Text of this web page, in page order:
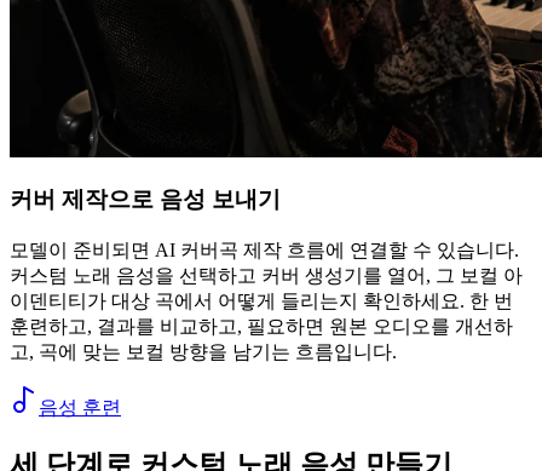
커버 제작으로 음성 보내기
모델이 준비되면 AI 커버곡 제작 흐름에 연결할 수 있습니다.
커스텀 노래 음성을 선택하고 커버 생성기를 열어, 그 보컬 아
이덴티티가 대상 곡에서 어떻게 들리는지 확인하세요. 한 번
훈련하고, 결과를 비교하고, 필요하면 원본 오디오를 개선하
고, 곡에 맞는 보컬 방향을 남기는 흐름입니다.
음성 훈련